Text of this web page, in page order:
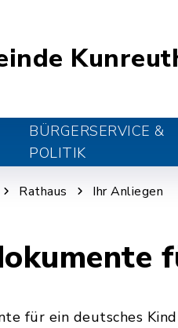
BÜRGERSERVICE &
POLITIK
Rathaus Ihr Anliegen
für ein deutsches